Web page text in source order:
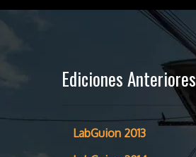
Ediciones Anteriores
LabGuion 2013